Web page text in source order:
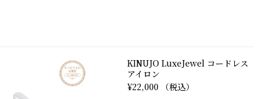
KINUJO LuxeJewel コードレス
アイロン
¥22,000 （税込）